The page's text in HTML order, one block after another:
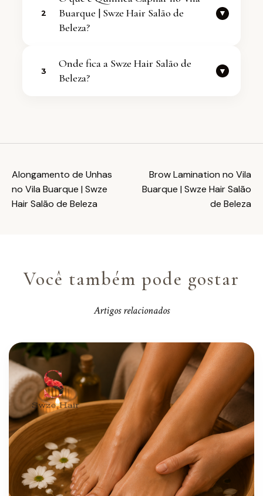
diretamente pelo WhatsApp
+5511970344032. Atendemos com
agenda flexivel.
2
Buarque | Swze Hair Salão de
Beleza?
▼
Buarque | Swze Hair Salão de Beleza
faz parte dos cuidados oferecidos pela
3
Onde fica a Swze Hair Salão de
Beleza?
▼
SP, 01224-010.
Alongamento de Unhas
no Vila Buarque | Swze
Hair Salão de Beleza
Brow Lamination no Vila
Buarque | Swze Hair Salão
de Beleza
Você também pode gostar
Artigos relacionados